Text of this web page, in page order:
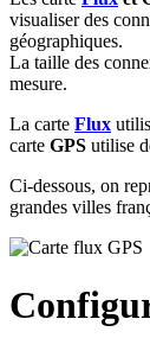
visualiser des
géographiques.
La taille des
mesure.
La carte Flux
carte GPS utilise
Ci-dessous, on
grandes villes